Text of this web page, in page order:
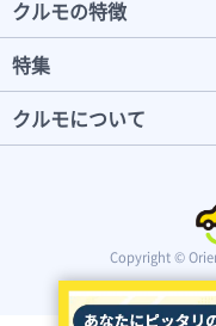
クルモの特徴
特集
クルモについて
Copyright ©